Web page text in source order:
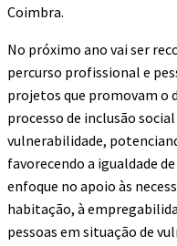
Coimbra.
No próximo ano vai ser
percurso profissional e
projetos que promovam o
processo de inclusão
vulnerabilidade,
favorecendo a igualdade
enfoque no apoio às
habitação, à
pessoas em situação de